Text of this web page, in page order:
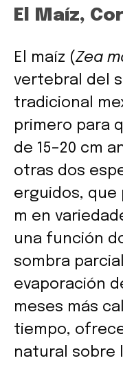
El Maíz,
El maíz (Zea
vertebral del
tradicional
primero para
de 15–20 cm
otras dos
erguidos, que
m en
una función
sombra
evaporación
meses más
tiempo,
natural sobre